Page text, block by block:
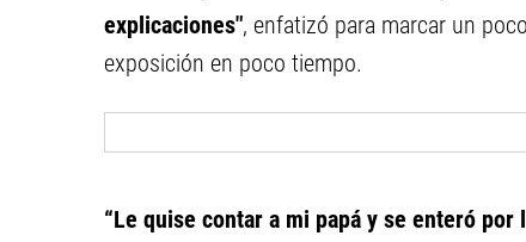
explicaciones", enfatizó para marcar un
exposición en poco tiempo.
“Le quise contar a mi papá y se enteró